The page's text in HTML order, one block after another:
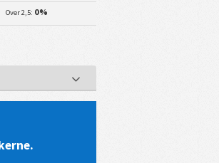
Over 2,5: 0%